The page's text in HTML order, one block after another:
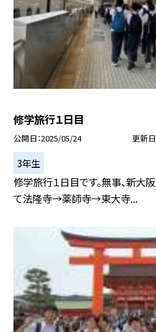
修学旅行１日目
公開日 2025/05/24 更新日
3年生
修学旅行１日目です。無事、新大
て法隆寺→薬師寺→東大寺...